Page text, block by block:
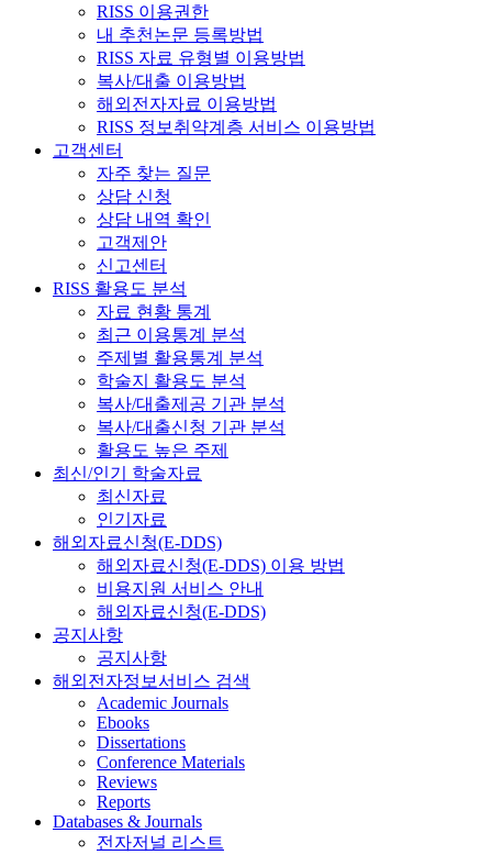
RISS 이용권한
내 추천논문 등록방법
RISS 자료 유형별 이용방법
복사/대출 이용방법
해외전자자료 이용방법
RISS 정보취약계층 서비스 이용방법
고객센터
자주 찾는 질문
상담 신청
상담 내역 확인
고객제안
신고센터
RISS 활용도 분석
자료 현황 통계
최근 이용통계 분석
주제별 활용통계 분석
학술지 활용도 분석
복사/대출제공 기관 분석
복사/대출신청 기관 분석
활용도 높은 주제
최신/인기 학술자료
최신자료
인기자료
해외자료신청(E-DDS)
해외자료신청(E-DDS) 이용 방법
비용지원 서비스 안내
해외자료신청(E-DDS)
공지사항
공지사항
해외전자정보서비스 검색
Academic Journals
Ebooks
Dissertations
Conference Materials
Reviews
Reports
Databases & Journals
전자저널 리스트